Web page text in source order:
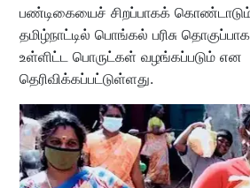
பண்டிகையைச் சிறப்பாகக்
தமிழ்நாட்டில் பொங்கல் பரிசு
உள்ளிட்ட பொருட்கள் வழங்கப்படும் என
தெரிவிக்கப்பட்டுள்ளது.